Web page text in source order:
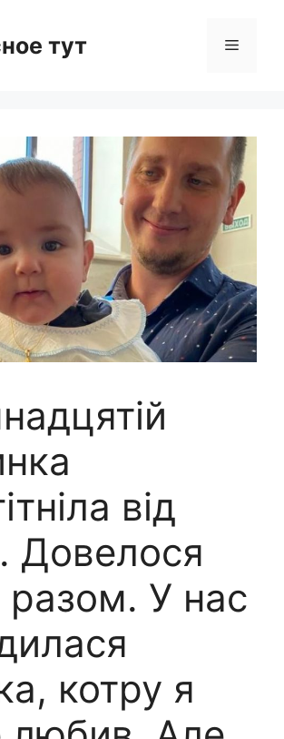
тут Menu
від
Довелося
У нас
котру я